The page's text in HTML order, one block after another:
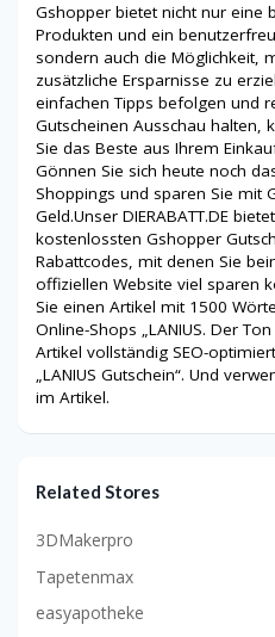
Gshopper bietet nicht nur eine
Produkten und ein
sondern auch die Möglichkeit,
zusätzliche Ersparnisse zu
einfachen Tipps befolgen und
Gutscheinen Ausschau halten,
Sie das Beste aus Ihrem
Gönnen Sie sich heute noch
Shoppings und sparen Sie mit
Geld.Unser DIERABATT.DE
kostenlossten Gshopper
Rabattcodes, mit denen Sie
offiziellen Website viel sparen
Sie einen Artikel mit 1500
Online-Shops „LANIUS. Der
Artikel vollständig SEO-
„LANIUS Gutschein“. Und
im Artikel.
Related Stores
3DMakerpro
Tapetenmax
easyapotheke